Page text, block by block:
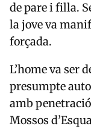
de pare i filla.
la jove va
forçada.
L’home va ser
presumpte
amb
Mossos